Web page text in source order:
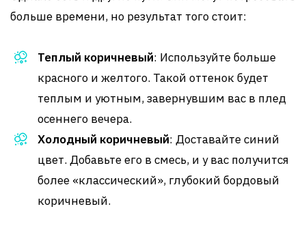
больше времени, но результат того стоит:
Теплый коричневый: Используйте больше
красного и желтого. Такой оттенок будет
теплым и уютным, завернувшим вас в плед
осеннего вечера.
Холодный коричневый: Доставайте синий
цвет. Добавьте его в смесь, и у вас получится
более «классический», глубокий бордовый
коричневый.